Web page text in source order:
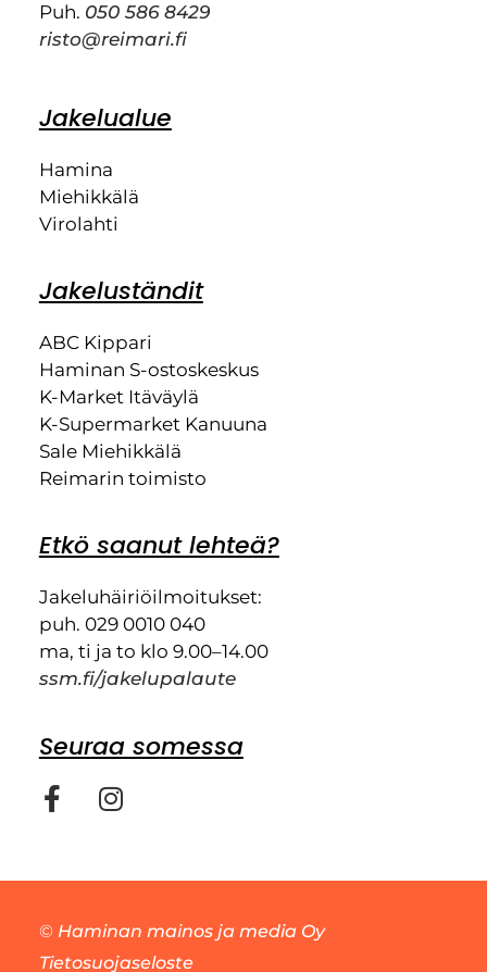
Puh. 050 586 8429
risto@reimari.fi
Jakelualue
Hamina
Miehikkälä
Virolahti
Jakeluständit
ABC Kippari
Haminan S-ostoskeskus
K-Market Itäväylä
K-Supermarket Kanuuna
Sale Miehikkälä
Reimarin toimisto
Etkö saanut lehteä?
Jakeluhäiriöilmoitukset:
puh. 029 0010 040
ma, ti ja to klo 9.00–14.00
ssm.fi/jakelupalaute
Seuraa somessa
© Haminan mainos ja media Oy
Tietosuojaseloste